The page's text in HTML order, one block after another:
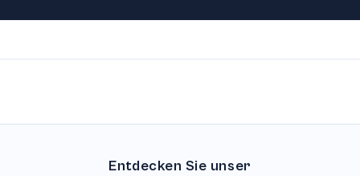
Entdecken Sie unser